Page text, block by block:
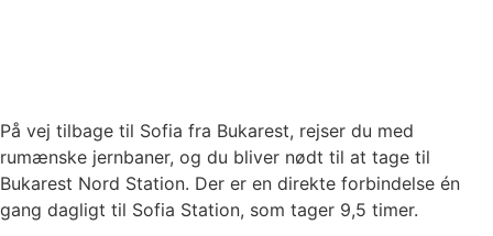
På vej tilbage til Sofia fra Bukarest, rejser du med
rumænske jernbaner, og du bliver nødt til at tage til
Bukarest Nord Station. Der er en direkte forbindelse én
gang dagligt til Sofia Station, som tager 9,5 timer.